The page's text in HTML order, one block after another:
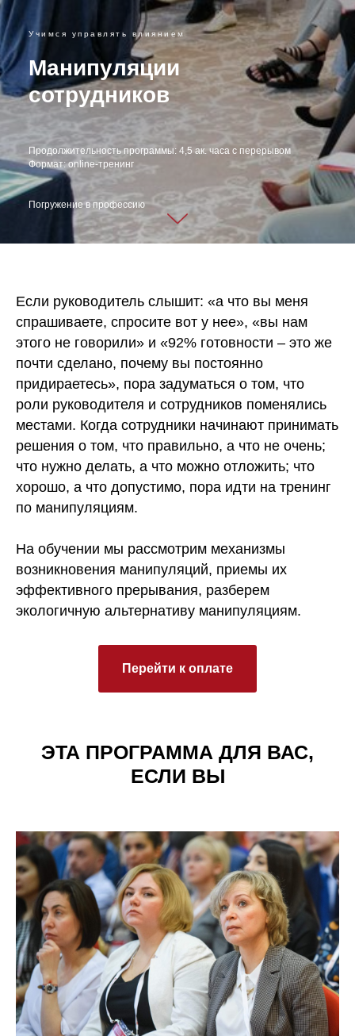
Учимся управлять влиянием
Манипуляции
сотрудников
Продолжительность программы: 4,5 ак. часа с перерывом
Формат: online-тренинг
Погружение в профессию
Если руководитель слышит: «а что вы меня
спрашиваете, спросите вот у нее», «вы нам
этого не говорили» и «92% готовности – это же
почти сделано, почему вы постоянно
придираетесь», пора задуматься о том, что
роли руководителя и сотрудников поменялись
местами. Когда сотрудники начинают принимать
решения о том, что правильно, а что не очень;
что нужно делать, а что можно отложить; что
хорошо, а что допустимо, пора идти на тренинг
по манипуляциям.
На обучении мы рассмотрим механизмы
возникновения манипуляций, приемы их
эффективного прерывания, разберем
экологичную альтернативу манипуляциям.
Перейти к оплате
ЭТА ПРОГРАММА ДЛЯ ВАС,
ЕСЛИ ВЫ